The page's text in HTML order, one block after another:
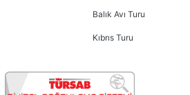
Balık Avı Turu
Kıbrıs Turu